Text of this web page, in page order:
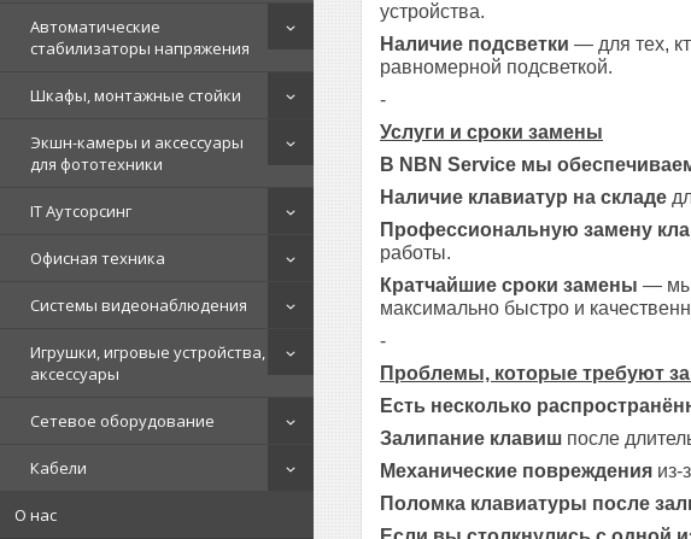
Автоматические
стабилизаторы напряжения
Шкафы, монтажные стойки
Экшн-камеры и аксессуары
для фототехники
IT Аутсорсинг
Офисная техника
Системы видеонаблюдения
Игрушки, игровые устройства,
аксессуары
Сетевое оборудование
Кабели
О нас
устройства.
Наличие подсветки — для тех,
равномерной подсветкой.
-
Услуги и сроки замены
В NBN Service мы
Наличие клавиатур на складе
Профессиональную замену
работы.
Кратчайшие сроки замены — мы
максимально быстро и
-
Проблемы, которые требуют
Есть несколько
Залипание клавиш после
Механические повреждения из-
Поломка клавиатуры после